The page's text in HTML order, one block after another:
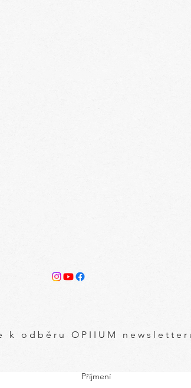
k odběru OPIIUM
Příjmení